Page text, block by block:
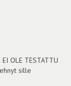
OLE TESTATTU
sille